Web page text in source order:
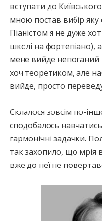
вступати до
мною постав вибір яку
Піаністом я не дуже
школі на фортепіано),
мене вийде непоганий
хоч теоретиком, але
вийде, просто
Склалося зовсім по-
сподобалось
гармонічні задачки.
так захопило, що мрія
вже до неї не